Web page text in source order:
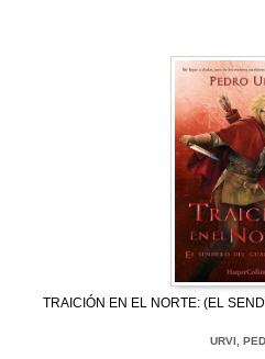
TRAICIÓN EN EL NORTE: (EL
URVI,